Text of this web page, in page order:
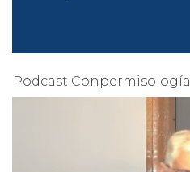
Podcast Conpermisología